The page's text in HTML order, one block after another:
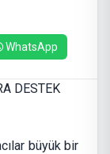
WhatsApp
büyük bir